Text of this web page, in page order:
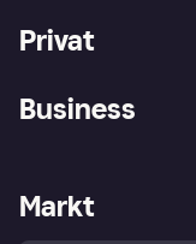
Privat
Shops entdecken
Business
Händlerportal
Markt